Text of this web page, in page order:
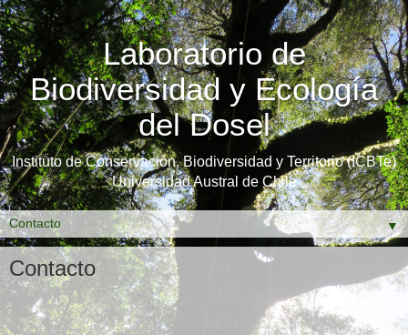
Laboratorio de
Biodiversidad y Ecología
del Dosel
Instituto de Conservación, Biodiversidad y Territorio (ICBTe)
Universidad Austral de Chile
▼
Contacto